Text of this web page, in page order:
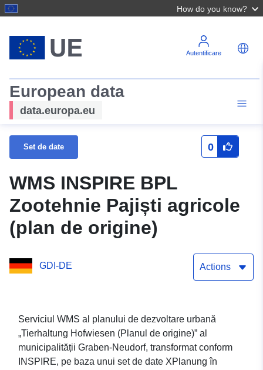
How do you know?
Autentificare
European data
data.europa.eu
Set de date 0
WMS INSPIRE BPL
Zootehnie Pajiști agricole
(plan de origine)
GDI-DE Actions
Serviciul WMS al planului de dezvoltare urbană
„Tierhaltung Hofwiesen (Planul de origine)” al
municipalității Graben-Neudorf, transformat conform
INSPIRE, pe baza unui set de date XPlanung în